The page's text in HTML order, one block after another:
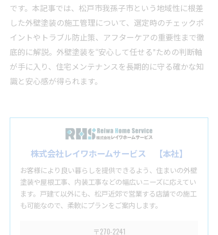
です。本記事では、松戸市我孫子市という地域性に根差
した外壁塗装の施工管理について、選定時のチェックポ
イントやトラブル防止策、アフターケアの重要性まで徹
底的に解説。外壁塗装を“安心して任せる”ための判断軸
が手に入り、住宅メンテナンスを長期的に守る確かな知
識と安心感が得られます。
株式会社レイワホームサービス 【本社】
お客様により良い暮らしを提供できるよう、住まいの外壁
塗装や屋根工事、内装工事などの幅広いニーズに応えてい
ます。戸建て以外にも、松戸近郊で営業する店舗での施工
も可能なので、柔軟にプランをご案内します。
〒270-2241